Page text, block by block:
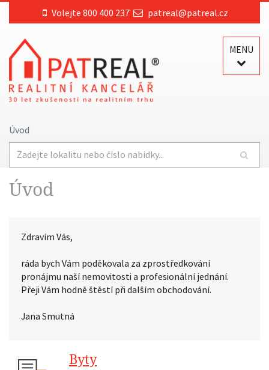
Volejte 800 400 237 patreal@patreal.cz
MENU
Úvod
Úvod
Zdravím Vás,
ráda bych Vám poděkovala za zprostředkování
pronájmu naší nemovitosti a profesionální jednání.
Přeji Vám hodně štěstí při dalším obchodování.
Jana Smutná
Byty